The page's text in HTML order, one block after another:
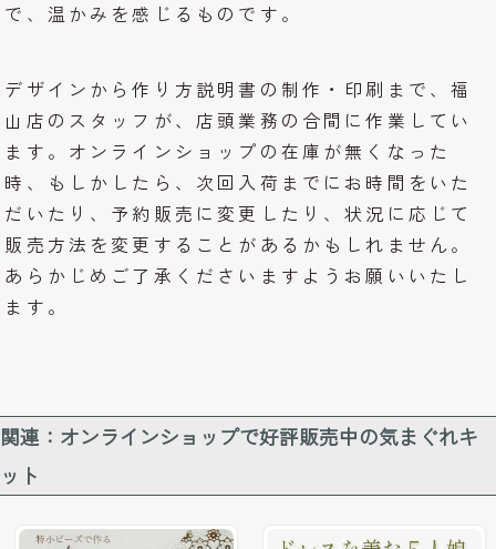
で、温かみを感じるものです。
デザインから作り方説明書の制作・印刷まで、福
山店のスタッフが、店頭業務の合間に作業してい
ます。オンラインショップの在庫が無くなった
時、もしかしたら、次回入荷までにお時間をいた
だいたり、予約販売に変更したり、状況に応じて
販売方法を変更することがあるかもしれません。
あらかじめご了承くださいますようお願いいたし
ます。
関連：オンラインショップで好評販売中の気まぐれキ
ット